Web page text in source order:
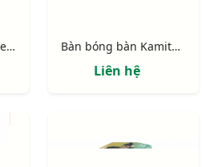
Vợt Bóng Bàn Double Fish 3A-C Bàn bóng bàn Kamito 6825 ECO
Liên hệ